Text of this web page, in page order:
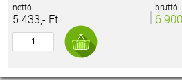
nettó
5 433,- Ft
bruttó
6